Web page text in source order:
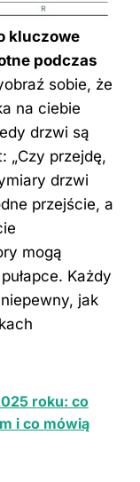
kluczowe
podczas
sobie, że
na ciebie
drzwi są
„Czy przejdę,
drzwi
przejście, a
mogą
Każdy
jak
roku: co
i co mówią